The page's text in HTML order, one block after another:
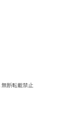
断転載禁止